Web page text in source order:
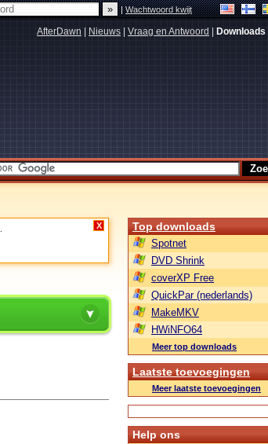
|Wachtwoord kwijt
AfterDawn Nieuws Vraag en Antwoord Downloads
X Top downloads
Spotnet
DVD Shrink
coverXP Free
QuickPar (nederlands)
MakeMKV
HWiNFO64
Meer top downloads
Laatste toevoegingen
Meer laatste toevoegingen
Help ons